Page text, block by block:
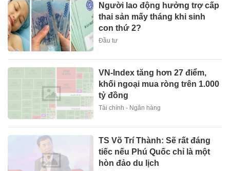
Người lao động hưởng trợ cấp
thai sản mấy tháng khi sinh
con thứ 2?
Đầu tư
VN-Index tăng hơn 27 điểm,
khối ngoại mua ròng trên 1.000
tỷ đồng
Tài chính - Ngân hàng
TS Võ Trí Thành: Sẽ rất đáng
tiếc nếu Phú Quốc chỉ là một
hòn đảo du lịch